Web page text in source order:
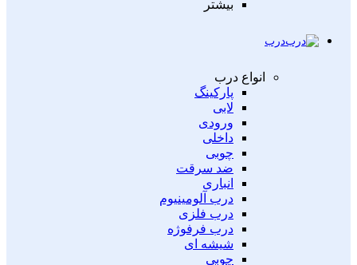
بیشتر
درب
انواع درب
پارکینگ
لابی
ورودی
داخلی
چوبی
ضد سرقت
انباری
درب آلومینیوم
درب فلزی
درب فرفوژه
شیشه ای
چوبی